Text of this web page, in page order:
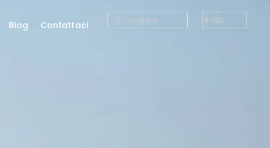
Blog Contattaci